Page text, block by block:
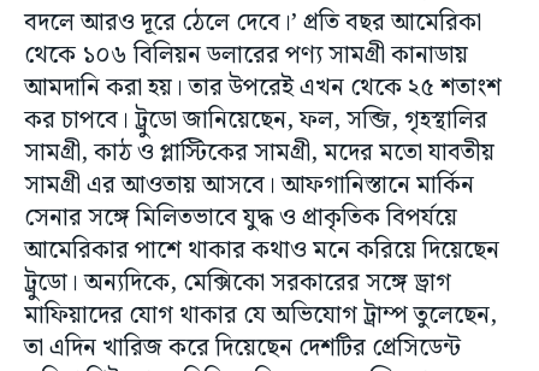
বদলে আরও দূরে ঠেলে দেবে।’ প্রতি বছর আমেরিকা
থেকে ১০৬ বিলিয়ন ডলারের পণ্য সামগ্রী কানাডায়
আমদানি করা হয়। তার উপরেই এখন থেকে ২৫ শতাংশ
কর চাপবে। ট্রুডো জানিয়েছেন, ফল, সব্জি, গৃহস্থালির
সামগ্রী, কাঠ ও প্লাস্টিকের সামগ্রী, মদের মতো যাবতীয়
সামগ্রী এর আওতায় আসবে। আফগানিস্তানে মার্কিন
সেনার সঙ্গে মিলিতভাবে যুদ্ধ ও প্রাকৃতিক বিপর্যয়ে
আমেরিকার পাশে থাকার কথাও মনে করিয়ে দিয়েছেন
ট্রুডো। অন্যদিকে, মেক্সিকো সরকারের সঙ্গে ড্রাগ
মাফিয়াদের যোগ থাকার যে অভিযোগ ট্রাম্প তুলেছেন,
তা এদিন খারিজ করে দিয়েছেন দেশটির প্রেসিডেন্ট